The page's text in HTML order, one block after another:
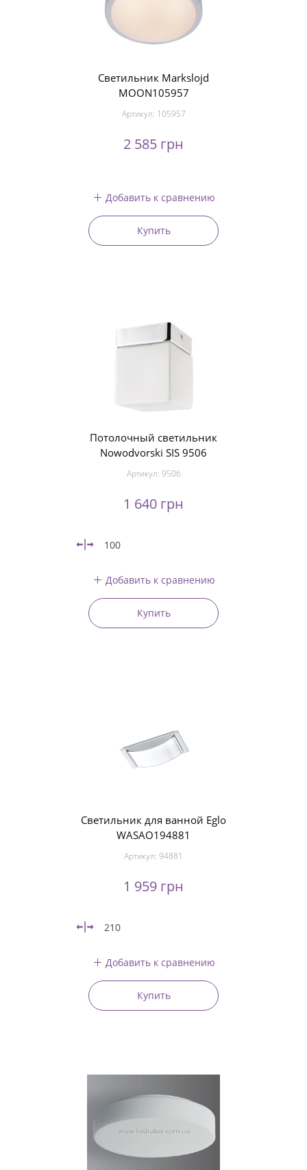
Светильник Markslojd
MOON105957
Артикул: 105957
2 585 грн
Добавить к сравнению
Купить
Потолочный светильник
Nowodvorski SIS 9506
Артикул: 9506
1 640 грн
100
Добавить к сравнению
Купить
Светильник для ванной Eglo
WASAO194881
Артикул: 94881
1 959 грн
210
Добавить к сравнению
Купить